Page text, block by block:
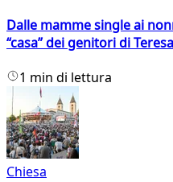
Dalle mamme single ai
“casa” dei genitori di
1 min di lettura
Chiesa